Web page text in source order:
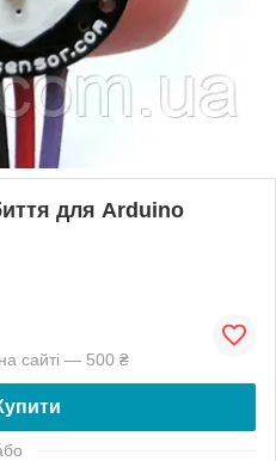
для Arduino
сайті — 500 ₴